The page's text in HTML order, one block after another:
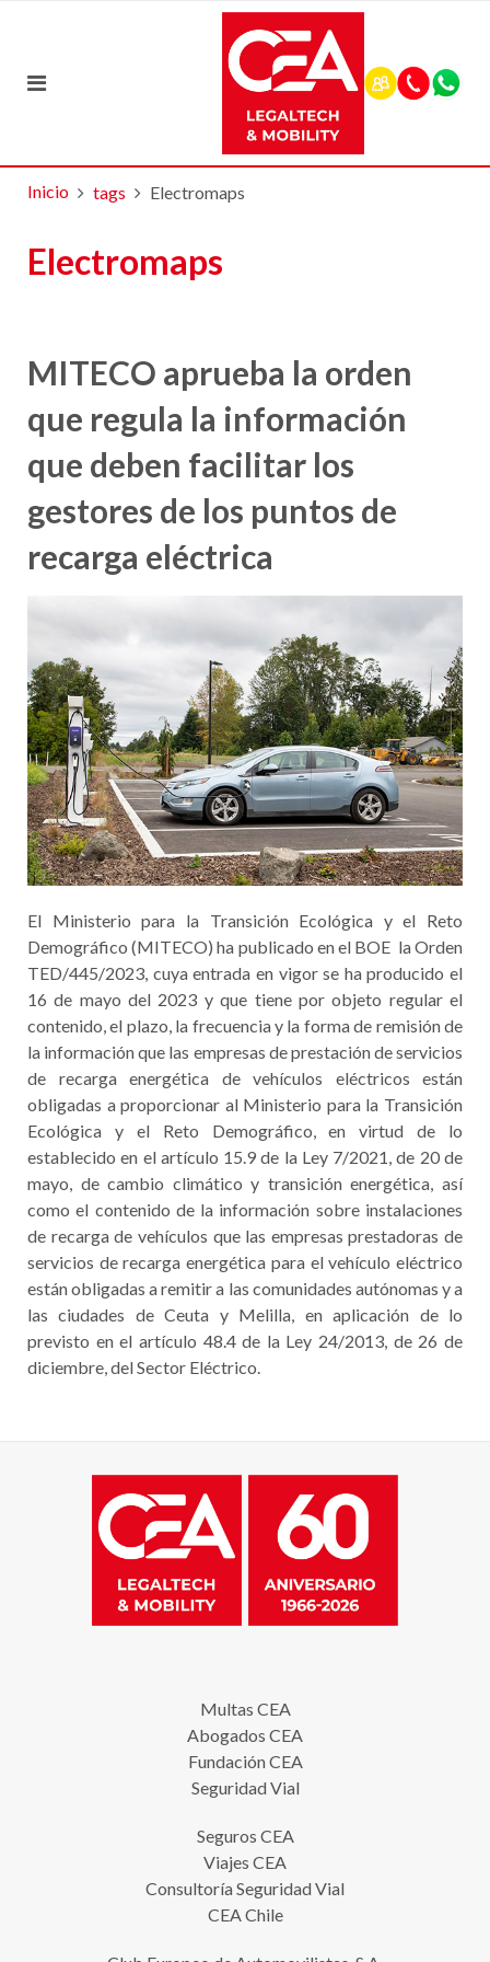
Inicio tags Electromaps
Electromaps
MITECO aprueba la orden
que regula la información
que deben facilitar los
gestores de los puntos de
recarga eléctrica
El Ministerio para la Transición Ecológica y el Reto
Demográfico (MITECO) ha publicado en el BOE la Orden
TED/445/2023, cuya entrada en vigor se ha producido el
16 de mayo del 2023 y que tiene por objeto regular el
contenido, el plazo, la frecuencia y la forma de remisión de
la información que las empresas de prestación de servicios
de recarga energética de vehículos eléctricos están
obligadas a proporcionar al Ministerio para la Transición
Ecológica y el Reto Demográfico, en virtud de lo
establecido en el artículo 15.9 de la Ley 7/2021, de 20 de
mayo, de cambio climático y transición energética, así
como el contenido de la información sobre instalaciones
de recarga de vehículos que las empresas prestadoras de
servicios de recarga energética para el vehículo eléctrico
están obligadas a remitir a las comunidades autónomas y a
las ciudades de Ceuta y Melilla, en aplicación de lo
previsto en el artículo 48.4 de la Ley 24/2013, de 26 de
diciembre, del Sector Eléctrico.
Multas CEA
Abogados CEA
Fundación CEA
Seguridad Vial
Seguros CEA
Viajes CEA
Consultoría Seguridad Vial
CEA Chile